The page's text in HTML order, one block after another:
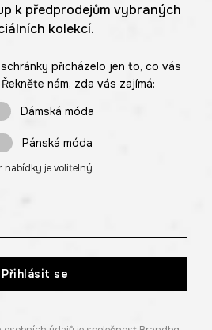
k předprodejům vybraných
kolekcí.
přicházelo jen to, co vás
nám, zda vás zajímá:
Dámská móda
Pánská móda
nabídky je volitelný.
Přihlásit se